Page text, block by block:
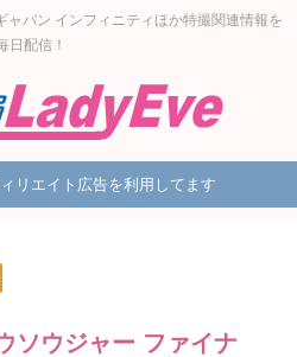
バン インフィニティほか特撮関連情報を
日配信！
リエイト広告を利用してます
ソウジャー ファイナ